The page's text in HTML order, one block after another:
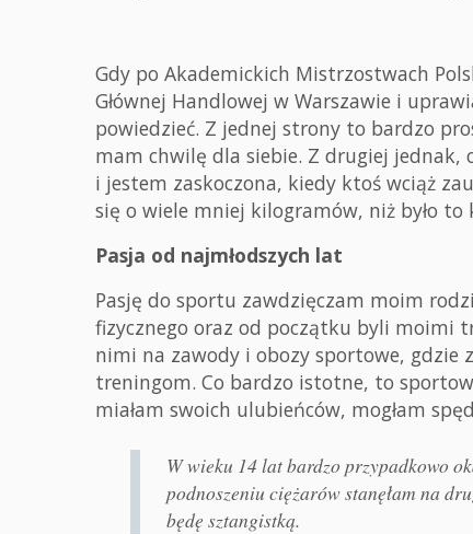
Gdy po Akademickich Mistrzostwach
Głównej Handlowej w Warszawie i
powiedzieć. Z jednej strony to bardzo
mam chwilę dla siebie. Z drugiej jednak,
i jestem zaskoczona, kiedy ktoś wciąż
się o wiele mniej kilogramów, niż było
Pasja od najmłodszych lat
Pasję do sportu zawdzięczam moim
fizycznego oraz od początku byli moimi
nimi na zawody i obozy sportowe, gdzie
treningom. Co bardzo istotne, to
miałam swoich ulubieńców, mogłam
W wieku 14 lat bardzo przypadkowo
podnoszeniu ciężarów stanęłam na
będę sztangistką.